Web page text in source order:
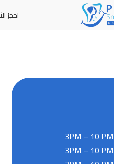
احجز
3PM – 10 PM
3PM – 10 PM